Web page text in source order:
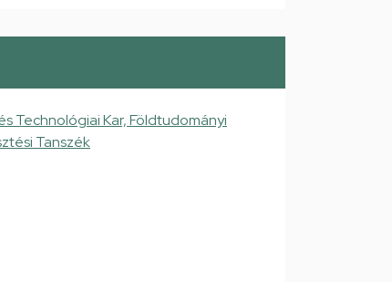
Technológiai Kar, Földtudományi
Tanszék